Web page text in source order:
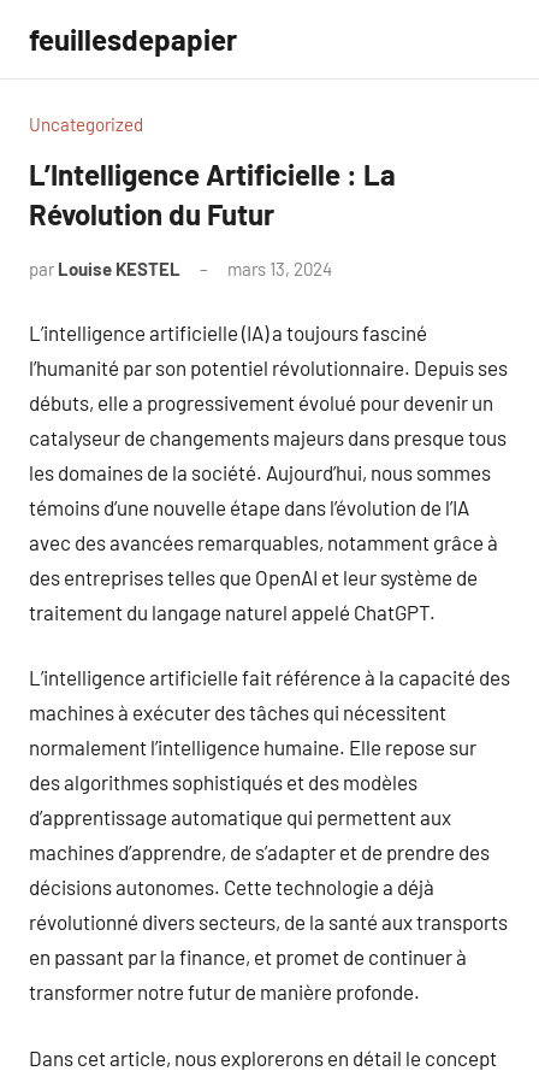
contenu
feuillesdepapier
Uncategorized
L’Intelligence Artificielle : La
Révolution du Futur
par Louise KESTEL mars 13, 2024
L’intelligence artificielle (IA) a toujours fasciné
l’humanité par son potentiel révolutionnaire. Depuis ses
débuts, elle a progressivement évolué pour devenir un
catalyseur de changements majeurs dans presque tous
les domaines de la société. Aujourd’hui, nous sommes
témoins d’une nouvelle étape dans l’évolution de l’IA
avec des avancées remarquables, notamment grâce à
des entreprises telles que OpenAI et leur système de
traitement du langage naturel appelé ChatGPT.
L’intelligence artificielle fait référence à la capacité des
machines à exécuter des tâches qui nécessitent
normalement l’intelligence humaine. Elle repose sur
des algorithmes sophistiqués et des modèles
d’apprentissage automatique qui permettent aux
machines d’apprendre, de s’adapter et de prendre des
décisions autonomes. Cette technologie a déjà
révolutionné divers secteurs, de la santé aux transports
en passant par la finance, et promet de continuer à
transformer notre futur de manière profonde.
Dans cet article, nous explorerons en détail le concept